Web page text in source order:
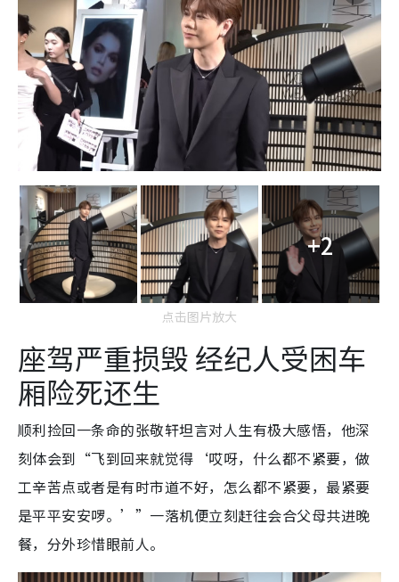
+2
点击图片放大
座驾严重损毁 经纪人受困车
厢险死还生
顺利捡回一条命的张敬轩坦言对人生有极大感悟，他深
刻体会到“飞到回来就觉得‘哎呀，什么都不紧要，做
工辛苦点或者是有时市道不好，怎么都不紧要，最紧要
是平平安安啰。’”一落机便立刻赶往会合父母共进晚
餐，分外珍惜眼前人。